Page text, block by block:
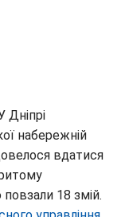
Дніпрі
набережній
вдатися
18 змій.